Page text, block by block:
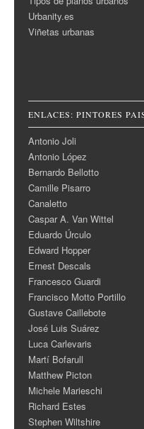
Urbanity.es
Viñetas urbanas
ENLACES: PINTORES
Antonio Joli
Antonio López
Bernardo Bellotto
Camille Pisarro
Canaletto
Caspar A. Van Wittel
Eduardo Úrculo
Edward Hopper
Ernest Descals
Francesco Guardi
Francisco Motto Portillo
Gustave Caillebote
José Luis Suárez
Luca Carlevaris
Martí Bofarull
Matthew Picton
Michele Marieschi
Richard Estes
Stephen Wiltshire